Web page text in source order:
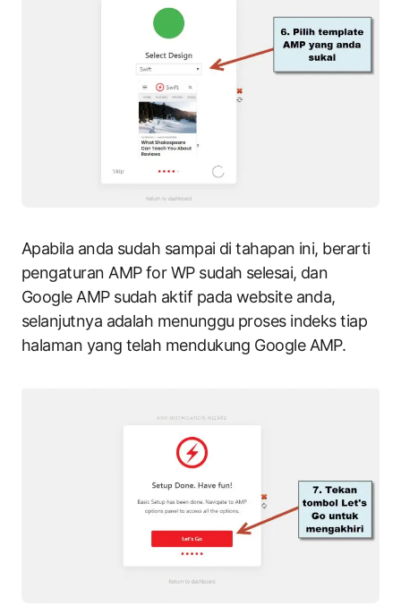
Apabila anda sudah sampai di tahapan ini, berarti
pengaturan AMP for WP sudah selesai, dan
Google AMP sudah aktif pada website anda,
selanjutnya adalah menunggu proses indeks tiap
halaman yang telah mendukung Google AMP.